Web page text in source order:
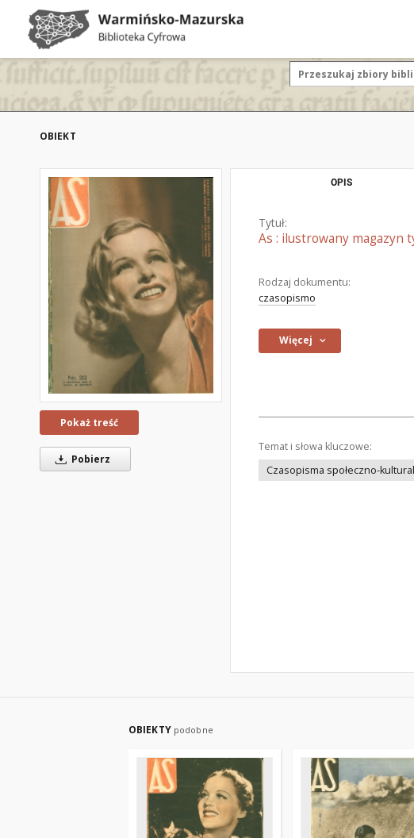
OBIEKT
Pokaż treść
Pobierz
OPIS
Tytuł:
As : ilustrowany magazyn
Rodzaj dokumentu:
czasopismo
Więcej
Temat i słowa kluczowe:
Czasopisma społeczno-
OBIEKTY podobne